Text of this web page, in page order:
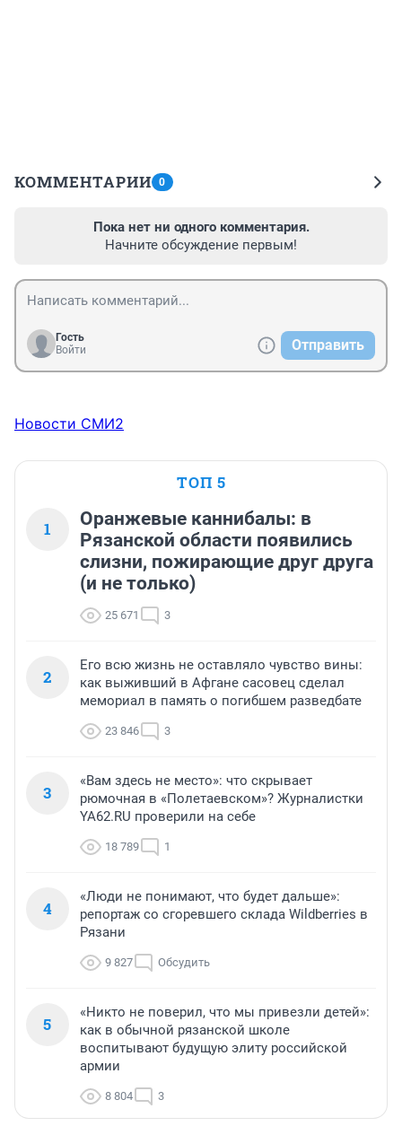
КОММЕНТАРИИ 0
Пока нет ни одного комментария.
Начните обсуждение первым!
Гость
Войти
Отправить
Новости СМИ2
ТОП 5
1
Оранжевые каннибалы: в
Рязанской области появились
слизни, пожирающие друг друга
(и не только)
25 671 3
2
Его всю жизнь не оставляло чувство вины:
как выживший в Афгане сасовец сделал
мемориал в память о погибшем разведбате
23 846 3
3
«Вам здесь не место»: что скрывает
рюмочная в «Полетаевском»? Журналистки
YA62.RU проверили на себе
18 789 1
4
«Люди не понимают, что будет дальше»:
репортаж со сгоревшего склада Wildberries в
Рязани
9 827 Обсудить
5
«Никто не поверил, что мы привезли детей»:
как в обычной рязанской школе
воспитывают будущую элиту российской
армии
8 804 3